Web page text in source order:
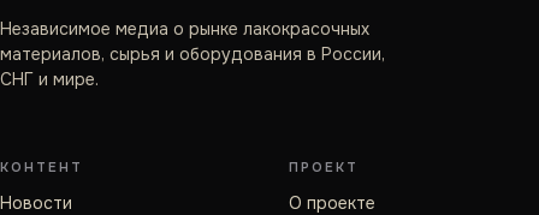
Независимое медиа о рынке лакокрасочных
материалов, сырья и оборудования в России,
СНГ и мире.
КОНТЕНТ
Новости
ПРОЕКТ
О проекте